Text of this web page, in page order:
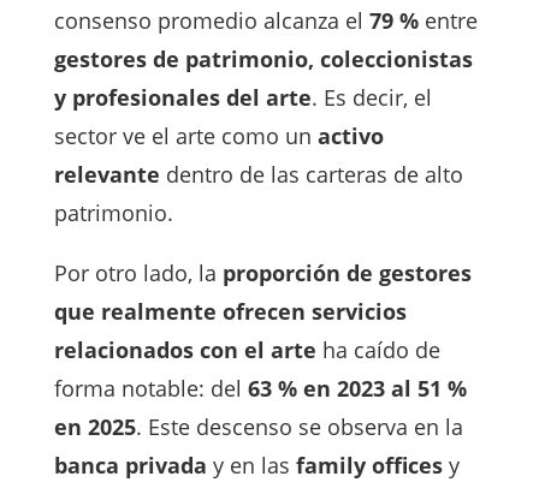
consenso promedio alcanza el 79 %entre
gestores de patrimonio, coleccionistas
y profesionales del arte. Es decir, el
sector ve el arte como un activo
relevante dentro de las carteras de alto
patrimonio.
Por otro lado, la proporción de gestores
que realmente ofrecen servicios
relacionados con el arte ha caído de
forma notable: del 63 % en 2023 al 51 %
en 2025. Este descenso se observa en la
banca privada y en las family officesy